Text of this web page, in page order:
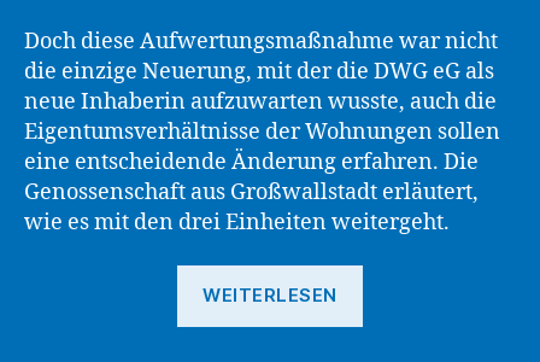
Doch diese Aufwertungsmaßnahme war nicht
die einzige Neuerung, mit der die DWG eG als
neue Inhaberin aufzuwarten wusste, auch die
Eigentumsverhältnisse der Wohnungen sollen
eine entscheidende Änderung erfahren. Die
Genossenschaft aus Großwallstadt erläutert,
wie es mit den drei Einheiten weitergeht.
WEITERLESEN